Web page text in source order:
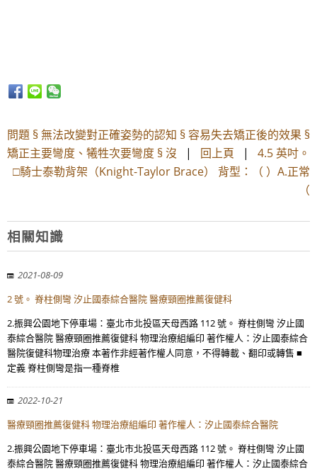
問題 § 無法改變對正確姿勢的認知 § 容易失去矯正後的效果 §
矯正主要彎度、犧牲次要彎度 § 沒 | 回上頁 | 4.5 英吋。
□騎士泰勒背架（Knight-Taylor Brace） 背型：（ ）A.正常
（
相關知識
2021-08-09
2 號。 脊柱側彎 汐止國泰綜合醫院 醫療頸圈推薦復健科
2.振興公園地下停車場：臺北市北投區天母西路 112 號。 脊柱側彎 汐止國
泰綜合醫院 醫療頸圈推薦復健科 物理治療組編印 著作權人：汐止國泰綜合
醫院復健科物理治療 本著作非經著作權人同意，不得轉載、翻印或轉售 ■
定義 脊柱側彎是指一種脊椎
2022-10-21
醫療頸圈推薦復健科 物理治療組編印 著作權人：汐止國泰綜合醫院
2.振興公園地下停車場：臺北市北投區天母西路 112 號。 脊柱側彎 汐止國
泰綜合醫院 醫療頸圈推薦復健科 物理治療組編印 著作權人：汐止國泰綜合